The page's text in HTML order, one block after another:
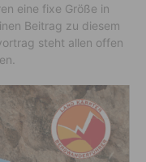
eine fixe Größe in
Beitrag zu diesem
steht allen offen